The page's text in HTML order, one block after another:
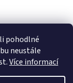
pohodlné
neustále
Více informací